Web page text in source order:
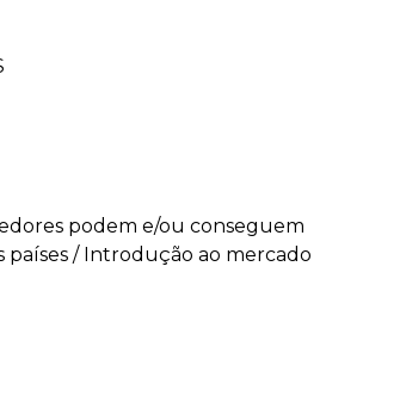
podem e/ou conseguem
países / Introdução ao mercado